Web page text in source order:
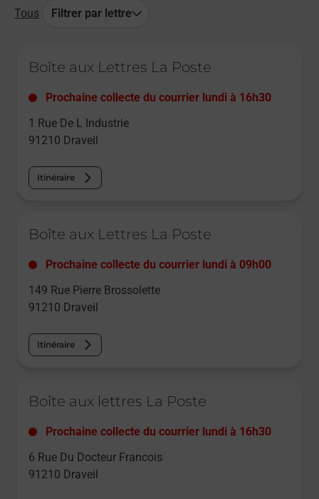
Tous Filtrer par lettre
Boîte aux Lettres La Poste
Prochaine collecte du courrier lundi à 16h30
1 Rue De L Industrie
91210 Draveil
Itinéraire
Boîte aux Lettres La Poste
Prochaine collecte du courrier lundi à 09h00
149 Rue Pierre Brossolette
91210 Draveil
Itinéraire
Boîte aux lettres La Poste
Prochaine collecte du courrier lundi à 16h30
6 Rue Du Docteur Francois
91210 Draveil